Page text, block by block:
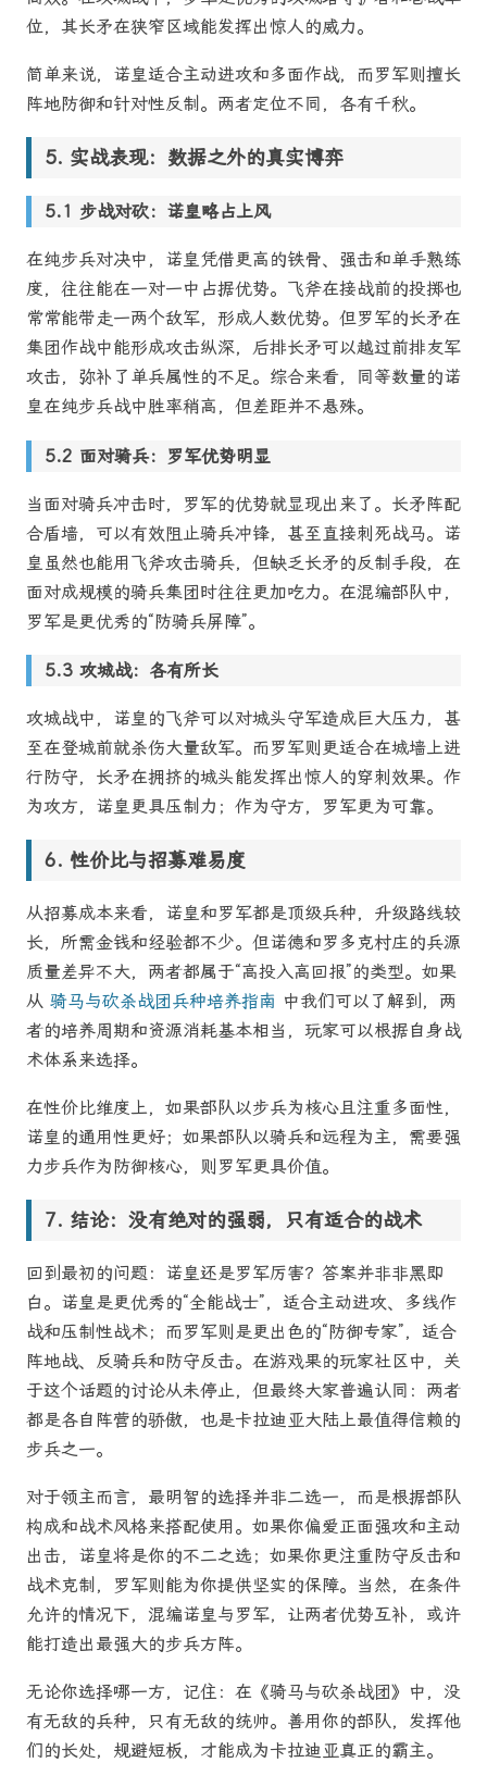
位，其长矛在狭窄区域能发挥出惊人的威力。
简单来说，诺皇适合主动进攻和多面作战，而罗军则擅长
阵地防御和针对性反制。两者定位不同，各有千秋。
实战表现：数据之外的真实博弈
步战对砍：诺皇略占上风
在纯步兵对决中，诺皇凭借更高的铁骨、强击和单手熟练
度，往往能在一对一中占据优势。飞斧在接战前的投掷也
常常能带走一两个敌军，形成人数优势。但罗军的长矛在
集团作战中能形成攻击纵深，后排长矛可以越过前排友军
攻击，弥补了单兵属性的不足。综合来看，同等数量的诺
皇在纯步兵战中胜率稍高，但差距并不悬殊。
面对骑兵：罗军优势明显
当面对骑兵冲击时，罗军的优势就显现出来了。长矛阵配
合盾墙，可以有效阻止骑兵冲锋，甚至直接刺死战马。诺
皇虽然也能用飞斧攻击骑兵，但缺乏长矛的反制手段，在
面对成规模的骑兵集团时往往更加吃力。在混编部队中，
罗军是更优秀的“防骑兵屏障”。
攻城战：各有所长
攻城战中，诺皇的飞斧可以对城头守军造成巨大压力，甚
至在登城前就杀伤大量敌军。而罗军则更适合在城墙上进
行防守，长矛在拥挤的城头能发挥出惊人的穿刺效果。作
为攻方，诺皇更具压制力；作为守方，罗军更为可靠。
性价比与招募难易度
从招募成本来看，诺皇和罗军都是顶级兵种，升级路线较
长，所需金钱和经验都不少。但诺德和罗多克村庄的兵源
质量差异不大，两者都属于“高投入高回报”的类型。如果
从 骑马与砍杀战团兵种培养指南 中我们可以了解到，两
者的培养周期和资源消耗基本相当，玩家可以根据自身战
术体系来选择。
在性价比维度上，如果部队以步兵为核心且注重多面性，
诺皇的通用性更好；如果部队以骑兵和远程为主，需要强
力步兵作为防御核心，则罗军更具价值。
结论：没有绝对的强弱，只有适合的战术
回到最初的问题：诺皇还是罗军厉害？答案并非非黑即
白。诺皇是更优秀的“全能战士”，适合主动进攻、多线作
战和压制性战术；而罗军则是更出色的“防御专家”，适合
阵地战、反骑兵和防守反击。在游戏果的玩家社区中，关
于这个话题的讨论从未停止，但最终大家普遍认同：两者
都是各自阵营的骄傲，也是卡拉迪亚大陆上最值得信赖的
步兵之一。
对于领主而言，最明智的选择并非二选一，而是根据部队
构成和战术风格来搭配使用。如果你偏爱正面强攻和主动
出击，诺皇将是你的不二之选；如果你更注重防守反击和
战术克制，罗军则能为你提供坚实的保障。当然，在条件
允许的情况下，混编诺皇与罗军，让两者优势互补，或许
能打造出最强大的步兵方阵。
无论你选择哪一方，记住：在《骑马与砍杀战团》中，没
有无敌的兵种，只有无敌的统帅。善用你的部队，发挥他
们的长处，规避短板，才能成为卡拉迪亚真正的霸主。